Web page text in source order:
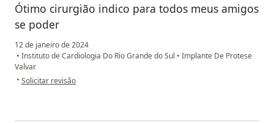
Ótimo cirurgião indico para todos meus amigos
se poder
12 de janeiro de 2024
• Instituto de Cardiologia Do Rio Grande do Sul • Implante De Protese
Valvar
• na opinião do utilizador Luiz Alberto Ammes
Solicitar revisão